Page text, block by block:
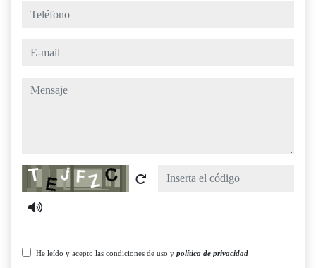
teléfono
e-mail
mensaje
Captcha
He leído y acepto las condiciones de uso y política de privacidad